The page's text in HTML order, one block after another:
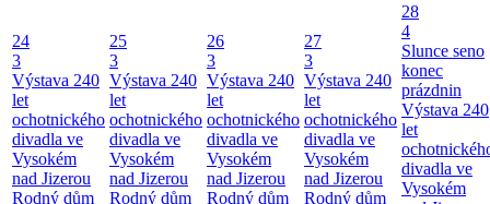
24
3
Výstava 240
let
ochotnického
divadla ve
Vysokém
nad Jizerou
Rodný dům
25
3
Výstava 240
let
ochotnického
divadla ve
Vysokém
nad Jizerou
Rodný dům
26
3
Výstava 240
let
ochotnického
divadla ve
Vysokém
nad Jizerou
Rodný dům
27
3
Výstava 240
let
ochotnického
divadla ve
Vysokém
nad Jizerou
Rodný dům
28
4
Slunce seno
konec
prázdnin
Výstava 240
let
divadla ve
Vysokém